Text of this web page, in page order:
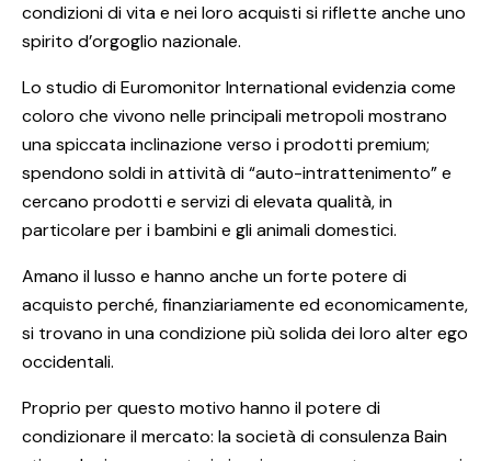
condizioni di vita e nei loro acquisti si riflette anche uno
spirito d’orgoglio nazionale.
Lo studio di Euromonitor International evidenzia come
coloro che vivono nelle principali metropoli mostrano
una spiccata inclinazione verso i prodotti premium;
spendono soldi in attività di “auto-intrattenimento” e
cercano prodotti e servizi di elevata qualità, in
particolare per i bambini e gli animali domestici.
Amano il lusso e hanno anche un forte potere di
acquisto perché, finanziariamente ed economicamente,
si trovano in una condizione più solida dei loro alter ego
occidentali.
Proprio per questo motivo hanno il potere di
condizionare il mercato: la società di consulenza Bain